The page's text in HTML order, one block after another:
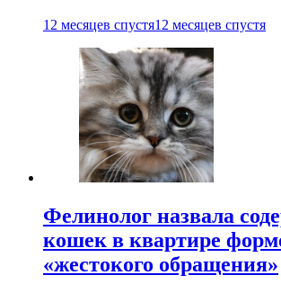
12 месяцев спустя12 месяцев спустя
Фелинолог назвала
кошек в квартире
«жестокого обращения»